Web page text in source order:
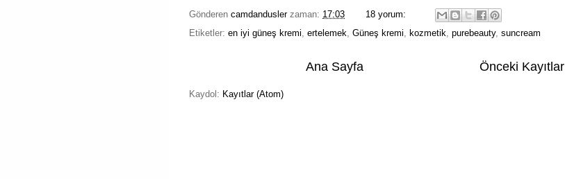
Gönderen camdandusler zaman: 17:03
18 yorum:
Etiketler: en iyi güneş kremi ertelemek Güneş kremi kozmetik purebeauty, suncream
Önceki Kayıtlar
Ana Sayfa
Kaydol: Kayıtlar (Atom)